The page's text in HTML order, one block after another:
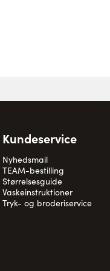
Kundeservice
Nyhedsmail
TEAM-bestilling
Størrelsesguide
Vaskeinstruktioner
Tryk- og broderiservice